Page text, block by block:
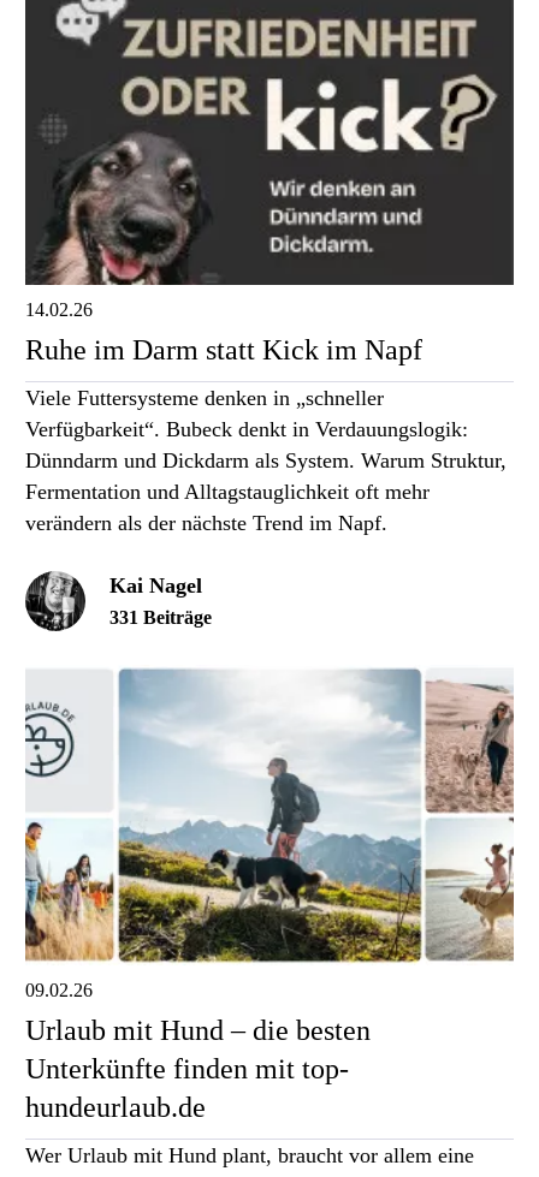
14.02.26
Ruhe im Darm statt Kick im Napf
Viele Futtersysteme denken in „schneller
Verfügbarkeit“. Bubeck denkt in Verdauungslogik:
Dünndarm und Dickdarm als System. Warum Struktur,
Fermentation und Alltagstauglichkeit oft mehr
verändern als der nächste Trend im Napf.
Kai Nagel
331 Beiträge
09.02.26
Urlaub mit Hund – die besten
Unterkünfte finden mit top-
hundeurlaub.de
Wer Urlaub mit Hund plant, braucht vor allem eine